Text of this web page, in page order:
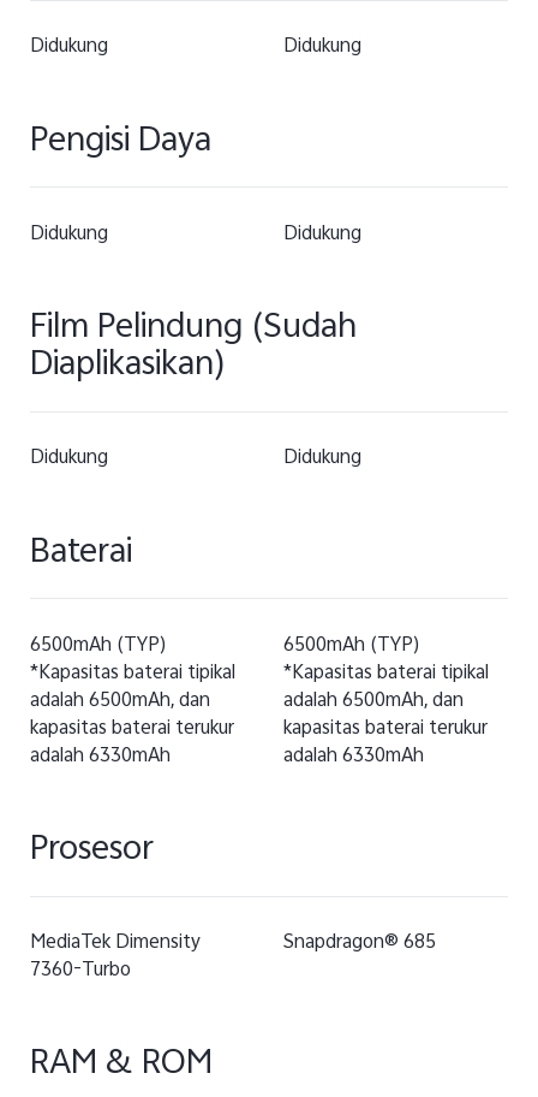
Didukung Didukung
Pengisi Daya
Didukung Didukung
Film Pelindung (Sudah
Diaplikasikan)
Didukung Didukung
Baterai
6500mAh (TYP)
*Kapasitas baterai tipikal
adalah 6500mAh, dan
kapasitas baterai terukur
adalah 6330mAh
6500mAh (TYP)
*Kapasitas baterai tipikal
adalah 6500mAh, dan
kapasitas baterai terukur
adalah 6330mAh
Prosesor
MediaTek Dimensity
7360-Turbo
Snapdragon® 685
RAM & ROM